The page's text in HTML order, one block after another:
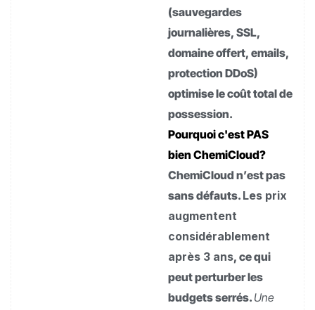
(sauvegardes
journalières, SSL,
domaine offert, emails,
protection DDoS)
optimise le coût total de
possession.
Pourquoi c'est PAS
bien ChemiCloud?
ChemiCloud n’est pas
sans défauts. Les prix
augmentent
considérablement
après 3 ans, ce qui
peut perturber les
budgets serrés. Une